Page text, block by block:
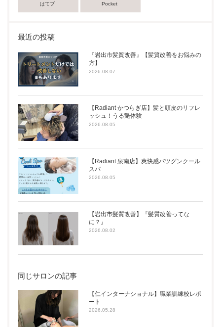
はてブ Pocket
最近の投稿
『岩出市髪質改善』【髪質改善をお悩みの
方】
2026.08.07
【Radiant かつらぎ店】髪と頭皮のリフレ
ッシュ！うる艶体験
2026.08.05
【Radiant 泉南店】爽快感バツグンクール
スパ
2026.08.05
【岩出市髪質改善】『髪質改善ってな
に？』
2026.08.02
同じサロンの記事
【仁インターナショナル】職業訓練校レポ
ート
2026.05.28